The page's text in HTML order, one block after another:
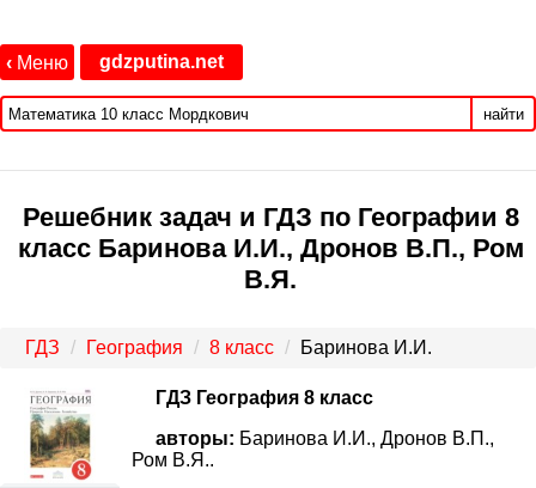
‹ Меню gdzputina.net
найти
Решебник задач и ГДЗ по Географии 8
класс Баринова И.И., Дронов В.П., Ром
В.Я.
ГДЗ География 8 класс Баринова И.И.
ГДЗ География 8 класс
авторы: Баринова И.И., Дронов В.П.,
Ром В.Я..